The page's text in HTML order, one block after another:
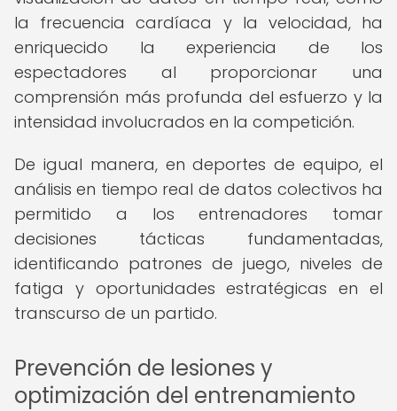
la frecuencia cardíaca y la velocidad, ha
enriquecido la experiencia de los
espectadores al proporcionar una
comprensión más profunda del esfuerzo y la
intensidad involucrados en la competición.
De igual manera, en deportes de equipo, el
análisis en tiempo real de datos colectivos ha
permitido a los entrenadores tomar
decisiones tácticas fundamentadas,
identificando patrones de juego, niveles de
fatiga y oportunidades estratégicas en el
transcurso de un partido.
Prevención de lesiones y
optimización del entrenamiento